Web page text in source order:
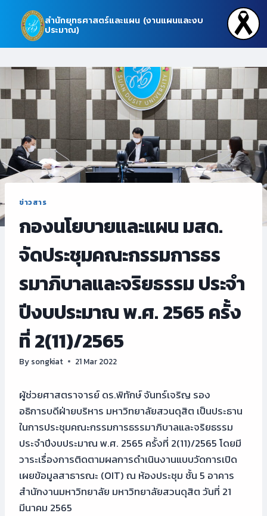
content
สำนักยุทธศาสตร์และแผน (งานแผนและงบ
ประมาณ)
ข่าวสาร
กองนโยบายและแผน มสด.
จัดประชุมคณะกรรมการธร
รมาภิบาลและจริยธรรม ประจำ
ปีงบประมาณ พ.ศ. 2565 ครั้ง
ที่ 2(11)/2565
By songkiat 21 Mar 2022
ผู้ช่วยศาสตราจารย์ ดร.พิทักษ์ จันทร์เจริญ รอง
อธิการบดีฝ่ายบริหาร มหาวิทยาลัยสวนดุสิต เป็นประธาน
ในการประชุมคณะกรรมการธรรมาภิบาลและจริยธรรม
ประจำปีงบประมาณ พ.ศ. 2565 ครั้งที่ 2(11)/2565 โดยมี
วาระเรื่องการติดตามผลการดำเนินงานแบบวัดการเปิด
เผยข้อมูลสาธารณะ (OIT) ณ ห้องประชุม ชั้น 5 อาคาร
สำนักงานมหาวิทยาลัย มหาวิทยาลัยสวนดุสิต วันที่ 21
มีนาคม 2565